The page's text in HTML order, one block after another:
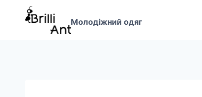
Перейти
Молодіжний одяг